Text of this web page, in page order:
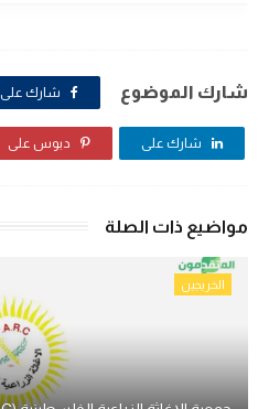
شارك الموضوع شارك على
شارك على دبوس على
مواضيع ذات الصلة
الخريجين